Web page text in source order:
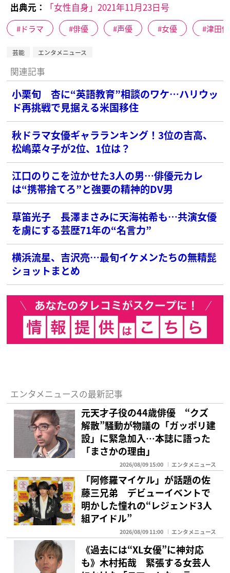
出典元： 「女性自身」2021年11月23日号
ドラマ 俳優 声優 女優 津田
芸能 エンタメニュース
関連記事
小栗旬 杏に“英語教育”相談のワケ…ハリウッ
ド再挑戦で見据える米国移住
秋ドラマ女優ギャラランキング！3位の吉高、
松嶋菜々子が2位、1位は？
江口のりこを泣かせた3人の男…俳優元カレ
は“携帯捨てろ”と強要の精神的DV男
草笛光子 長澤まさみに天海祐希も…共演女優
を虜にする芸歴71年の“名言力”
横浜流星、吉沢亮…最旬イケメンたちの無精髭
ショットまとめ
エンタメニュースの最新記事
元天才子役の44歳俳優 “クズ
解散”騒動が物議の「ガッポリ建
設」に緊急加入…本誌に語った
「まさかの理由」
2026/08/09 15:00 エンタメニュース
「阿修羅マイケル」が話題の佐
藤三兄弟 デビューイベントで
明かした憧れの“レジェンド3人
組アイドル”
2026/08/09 11:00 エンタメニュース
《過去には“XL女優”に神対応
も》木村拓哉 緊張する女芸人